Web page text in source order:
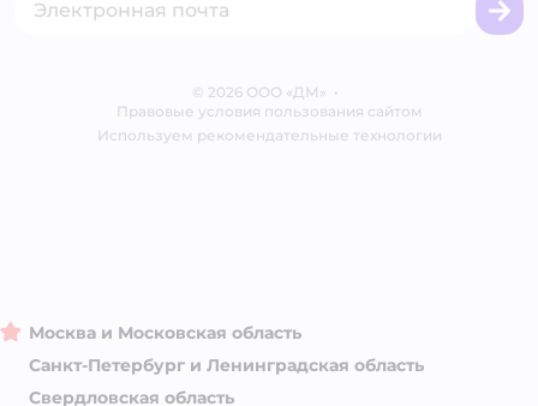
Блог
Корм для собак
© 2026 ООО «ДМ» •
Правовые условия пользования сайтом
Используем рекомендательные технологии
Москва и Московская область
Санкт-Петербург и Ленинградская область
Свердловская область